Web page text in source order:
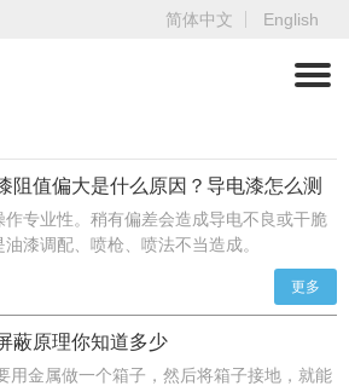
简体中文 English
阻值偏大是什么原因？导电漆怎么测
专业性。稍有偏差会造成导电不良或干脆
漆调配、喷枪、喷法不当造成。
更多
蔽原理你知道多少
用金属做一个箱子，然后将箱子接地，就能